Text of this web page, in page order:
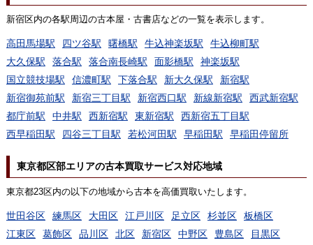
新宿区内の各駅周辺の古本屋・古書店などの一覧を表示します。
高田馬場駅 四ツ谷駅 曙橋駅 牛込神楽坂駅
牛込柳町駅
大久保駅
落合駅 落合南長崎駅 面影橋駅
神楽坂駅
国立競技場駅
信濃町駅 下落合駅 新大久保駅
新宿駅
新宿御苑前駅
新宿三丁目駅 新宿西口駅 新線新宿駅
西武新宿駅
都庁前駅
中井駅 西新宿駅 東新宿駅
西新宿五丁目駅
西早稲田駅
四谷三丁目駅 若松河田駅 早稲田駅 早稲田停留所
東京都区部エリアの古本買取サービス対応地域
東京都23区内の以下の地域から古本を高価買取いたします。
世田谷区 練馬区 大田区 江戸川区 足立区 杉並区
板橋区
江東区
葛飾区 品川区 北区 新宿区 中野区 豊島区
目黒区